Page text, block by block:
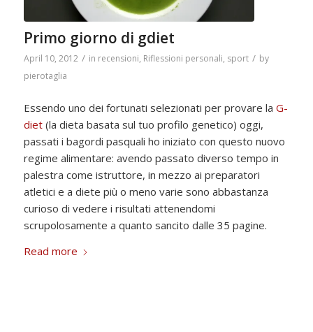
Primo giorno di gdiet
April 10, 2012 / in recensioni, Riflessioni personali, sport / by
pierotaglia
Essendo uno dei fortunati selezionati per provare la G-
diet(la dieta basata sul tuo profilo genetico) oggi,
passati i bagordi pasquali ho iniziato con questo nuovo
regime alimentare: avendo passato diverso tempo in
palestra come istruttore, in mezzo ai preparatori
atletici e a diete più o meno varie sono abbastanza
curioso di vedere i risultati attenendomi
scrupolosamente a quanto sancito dalle 35 pagine.
Read more